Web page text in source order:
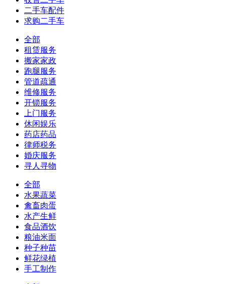
二手车配件
求购二手车
全部
租赁服务
搬家家政
跑腿服务
管道疏通
维修服务
开锁服务
上门服务
休闲娱乐
药店药品
律师税务
婚庆服务
寻人寻物
全部
水果蔬菜
禽畜肉蛋
水产生鲜
食品酒饮
粮油米面
种子种苗
鲜花绿植
手工制作